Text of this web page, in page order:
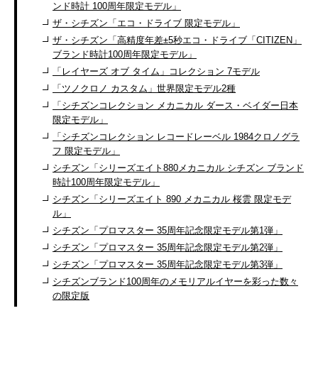
ンド時計 100周年限定モデル」
ザ・シチズン「エコ・ドライブ 限定モデル」
ザ・シチズン「高精度年差±5秒エコ・ドライブ「CITIZEN」
ブランド時計100周年限定モデル」
「レイヤーズ オブ タイム」コレクション 7モデル
「ツノクロノ カスタム」世界限定モデル2種
「シチズンコレクション メカニカル ダース・ベイダー日本
限定モデル」
「シチズンコレクション レコードレーベル 1984クロノグラ
フ 限定モデル」
シチズン「シリーズエイト880メカニカル シチズン ブランド
時計100周年限定モデル」
シチズン「シリーズエイト 890 メカニカル 桜雲 限定モデ
ル」
シチズン「プロマスター 35周年記念限定モデル第1弾」
シチズン「プロマスター 35周年記念限定モデル第2弾」
シチズン「プロマスター 35周年記念限定モデル第3弾」
シチズンブランド100周年のメモリアルイヤーを彩った数々
の限定版